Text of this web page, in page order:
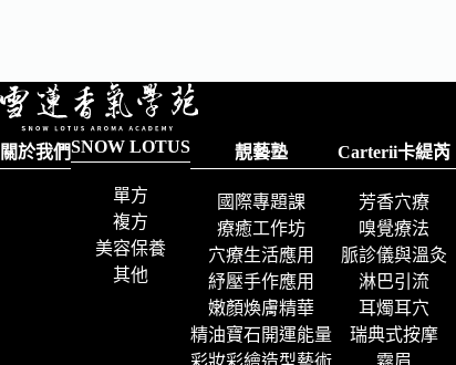
關於我們SNOW LOTUS
單方
複方
美容保養
其他
靚藝塾
國際專題課
療癒工作坊
穴療生活應用
紓壓手作應用
嫩顏煥膚精華
精油寶石開運能量
彩妝彩繪造型藝術
Carterii卡緹芮
芳香穴療
嗅覺療法
脈診儀與溫灸
淋巴引流
耳燭耳穴
瑞典式按摩
霧眉